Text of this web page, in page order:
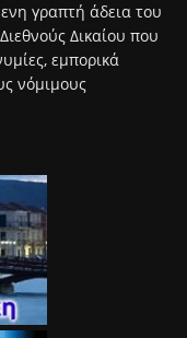
γραπτή άδεια του
Δικαίου που
εμπορικά
νόμιμους